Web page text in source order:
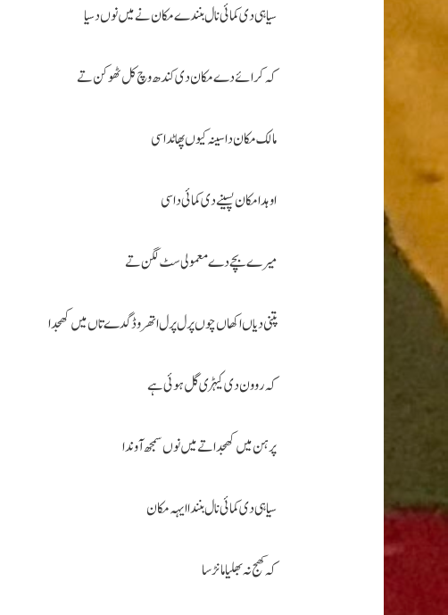
سیاہی دی کمائی نال بنندے مکان نے میں نوں دسیا
کہ کرائے دے مکان دی کندھ وچ کل ٹھوکن تے
مالک مکان دا سینہ کیوں پھاٹدا سی
اوہدا مکان پسینے دی کمائی دا سی
میرے بچے دے معمولی سٹ لگن تے
پتنی دیاں اکھاں چوں پرل پرل اتھرو ڈگدے تاں میں کھجدا
کہ روون دی کیہڑی گل ہوئی ہے
پر ہن میں کھجدا تے میں نوں سمجھ آوندا
سیاہی دی کمائی نال بنندا ایہہ مکان
کہ کھج نہ بھلیا مانڑسا